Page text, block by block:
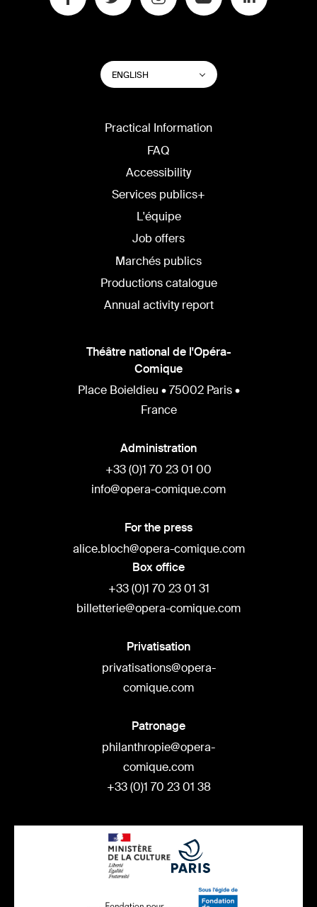
SWITCH
WEBSITE
LANGUAGE
ENGLISH List additional actions
Practical Information
FAQ
Accessibility
Services publics+
L'équipe
Job offers
Marchés publics
Productions catalogue
Annual activity report
Théâtre national de l'Opéra-
Comique
Place Boieldieu • 75002 Paris •
France
Administration
+33 (0)1 70 23 01 00
info@opera-comique.com
For the press
alice.bloch@opera-comique.com
Box office
+33 (0)1 70 23 01 31
billetterie@opera-comique.com
Privatisation
privatisations@opera-
comique.com
Patronage
philanthropie@opera-
comique.com
+33 (0)1 70 23 01 38